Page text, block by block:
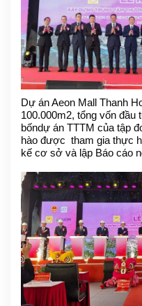
Dự án Aeon Mall Thanh
100.000m2, tổng vốn đầu
bốndự án TTTM của tập
hào được tham gia thực
kế cơ sở và lập Báo cáo